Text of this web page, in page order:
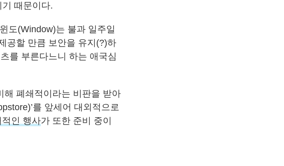
때문이다.
도(Window)는 불과 일주일
공할 만큼 보안을 유지(?)하
를 부른다느니 하는 애국심
해 폐쇄적이라는 비판을 받아
를 앞세어 대외적으로
적인 행사가 또한 준비 중이